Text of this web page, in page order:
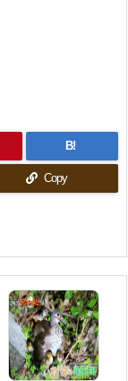
B!
Copy